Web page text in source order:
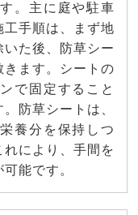
。主に庭や駐車
手順は、まず地
た後、防草シー
きます。シートの
で固定すること
防草シートは、
養分を保持しつ
により、手間を
能です。